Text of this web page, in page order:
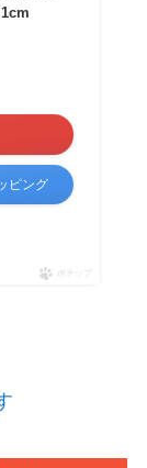
ピング
ポチップ